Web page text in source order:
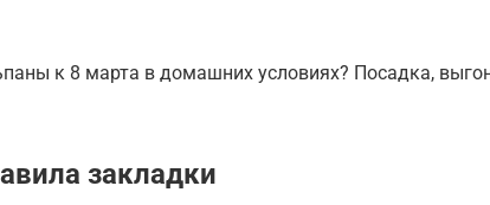
к 8 марта в домашних условиях? Посадка,
закладки